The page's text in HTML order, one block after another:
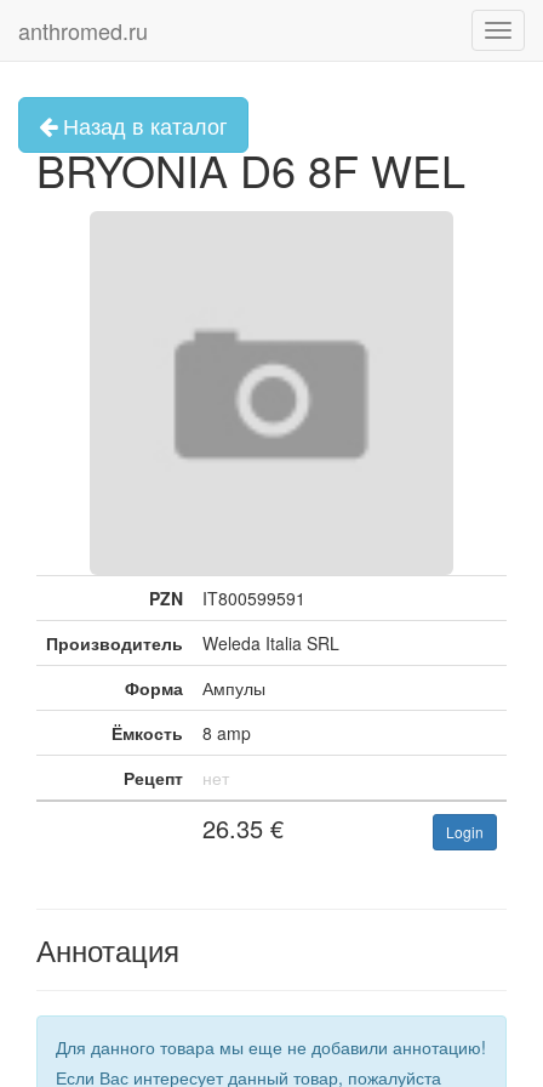
anthromed.ru
Назад в каталог
BRYONIA D6 8F WEL
PZN
IT800599591
Производитель
Weleda Italia SRL
Форма
Ампулы
Ёмкость
8 amp
Рецепт
нет
26.35 € Login
Аннотация
Для данного товара мы еще не добавили аннотацию!
Если Вас интересует данный товар, пожалуйста